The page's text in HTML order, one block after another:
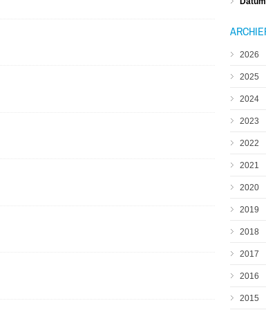
2026
2025
2024
2023
2022
2021
2020
2019
2018
2017
2016
2015